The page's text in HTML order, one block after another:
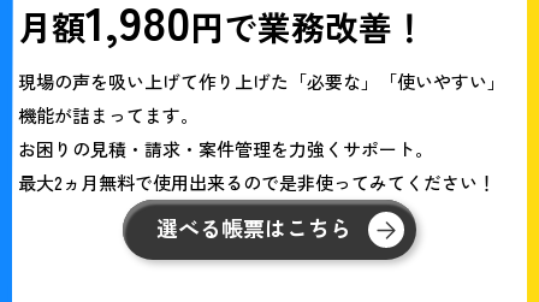
月額1,980円で業務改善 ！
現場の声を吸い上げて作り上げた「必要な」「使いやすい」
機能が詰まってます。
お困りの見積・請求・案件管理を力強くサポート。
最大2ヵ月無料で使用出来るので是非使ってみてください！
選べる帳票はこちら